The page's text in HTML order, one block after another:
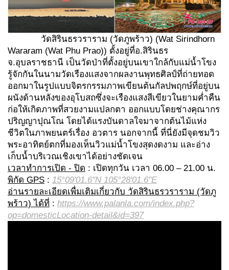
วัดสิรินธรวราราม (วัดภูพร้าว) (Wat Sirindhorn
Wararam (Wat Phu Prao)) ตั้งอยู่ที่อ.สิรินธร
จ.อุบลราชธานี เป็นวัดป่าที่ตั้งอยู่บนเขาใกล้กับแม่น้ำโขง
รู้จักกันในนามวัดเรืองแสงจากผลงานพุทธศิลป์ที่ถ่ายทอด
ออกมาในรูปแบบจิตรกรรมภาพเขียนต้นกัลปพฤกษ์ที่อยู่บน
ผนังด้านหลังของอุโบสถซึ่งจะเรืองแสงสีเขียวในยามค่ำคืน
ก่อให้เกิดภาพที่สวยงามแปลกตา ออกแบบโดยช่างคุณากร
ปริญญาปุณโณ โดยได้แรงบันดาลใจมาจากต้นไม้แห่ง
ชีวิตในภาพยนตร์เรื่อง อวตาร นอกจากนี้ ที่นี่ยังมีจุดชมวิว
พระอาทิตย์ตกที่มองเห็นวิวแม่น้ำโขงสุดงดงาม และอ่าง
เก็บน้ำบริเวณเชิงเขาได้อย่างชัดเจน
เวลาทำการเปิด - ปิด : เปิดทุกวัน เวลา 06.00 – 21.00 น.
พิกัด GPS : 15°09'01.6"N 105°28'01.6"E
อ่านรายละเอียดเพื่มเติมเกี่ยวกับ วัดสิรินธรวราราม (วัดภู
พร้าว) ได้ที่ : https://www.palanla.com/index.php?
op=domesticLocation-detail&id=397